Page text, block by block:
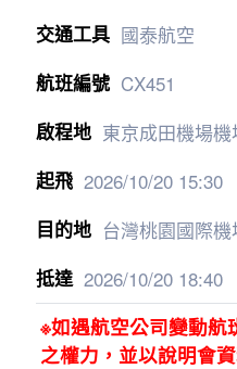
國泰航空
CX451
東京成田機場機
2026/10/2015:30
台灣桃園國際機
2026/10/2018:40
※如遇航空公司變動航
之權力，並以說明會